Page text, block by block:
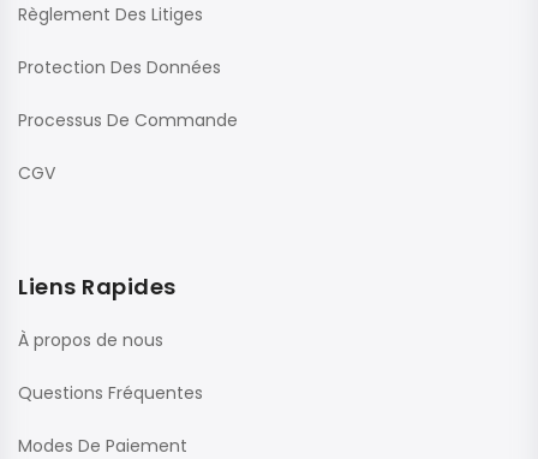
Règlement Des Litiges
Protection Des Données
Processus De Commande
CGV
Liens Rapides
À propos de nous
Questions Fréquentes
Modes De Paiement